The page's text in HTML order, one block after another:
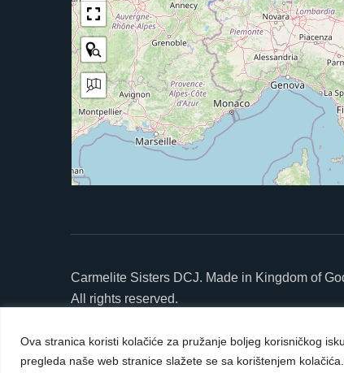
Ova stranica koristi kolačiće za pružanje boljeg korisničkog
pregleda naše web stranice slažete se sa korištenjem kolačića.
Carmelite Sisters DCJ. Made in Kingdom of
All rights reserved.
Powered byD24-Solutions.hr